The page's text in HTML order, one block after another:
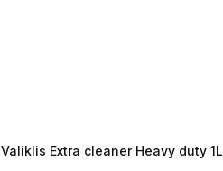
Valiklis Extra cleaner Heavy duty 1L